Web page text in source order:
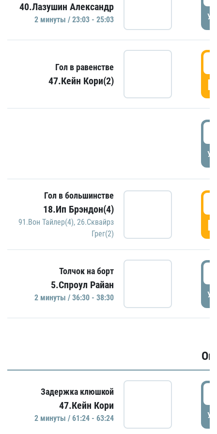
40.Лазушин Александр
2 минуты / 23:03 - 25:03
Гол в равенстве
47.Кейн Кори(2)
Гол в большинстве
18.Ип Брэндон(4)
91.Вон Тайлер(4), 26.Сквайрз
Грег(2)
Толчок на борт
5.Спроул Райан
2 минуты / 36:30 - 38:30
Задержка клюшкой
47.Кейн Кори
2 минуты / 61:24 - 63:24